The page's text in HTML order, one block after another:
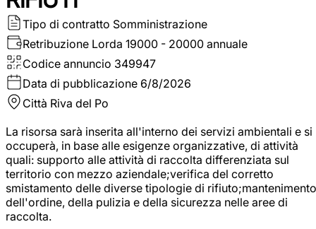
Tipo di contratto Somministrazione
Retribuzione Lorda 19000 - 20000 annuale
Codice annuncio 349947
Data di pubblicazione 6/8/2026
Città Riva del Po
La risorsa sarà inserita all'interno dei servizi ambientali e si
occuperà, in base alle esigenze organizzative, di attività
quali: supporto alle attività di raccolta differenziata sul
territorio con mezzo aziendale;verifica del corretto
smistamento delle diverse tipologie di rifiuto;mantenimento
dell'ordine, della pulizia e della sicurezza nelle aree di
raccolta.